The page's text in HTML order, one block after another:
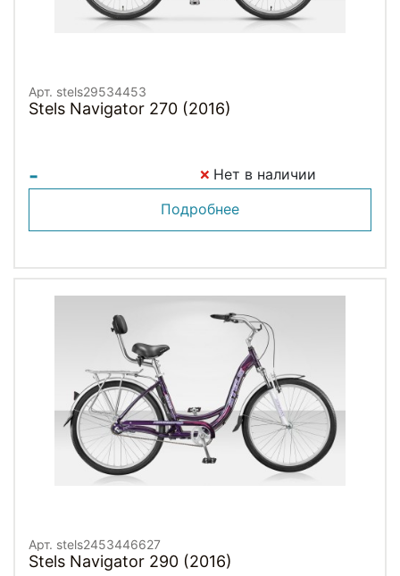
Арт. stels29534453
Stels Navigator 270 (2016)
-
Нет в наличии
Подробнее
Арт. stels2453446627
Stels Navigator 290 (2016)